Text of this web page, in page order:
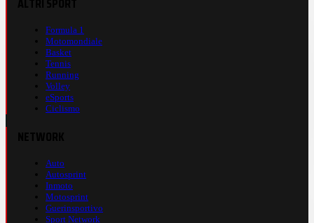
Formula 1
Motomondiale
Basket
Tennis
Running
Volley
eSports
Ciclismo
Auto
Autosprint
Inmoto
Motosprint
Guerinsportivo
Sport Network